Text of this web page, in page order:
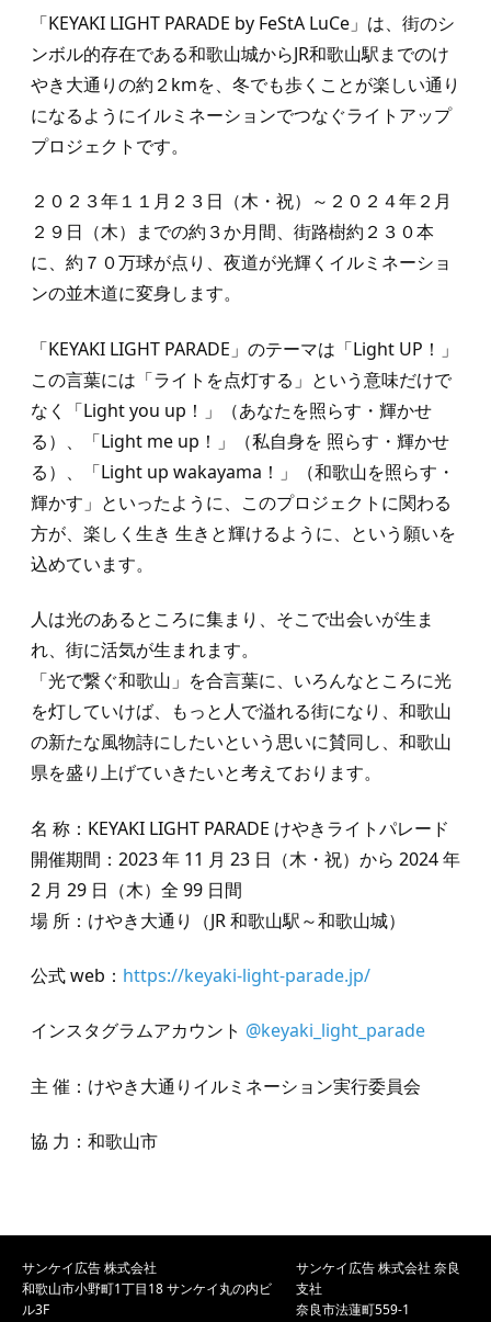
「KEYAKI LIGHT PARADE by FeStA LuCe」は、街のシ
ンボル的存在である和歌山城からJR和歌山駅までのけ
やき大通りの約２kmを、冬でも歩くことが楽しい通り
になるようにイルミネーションでつなぐライトアップ
プロジェクトです。
２０２３年１１月２３日（木・祝）～２０２４年２月
２９日（木）までの約３か月間、街路樹約２３０本
に、約７０万球が点り、夜道が光輝くイルミネーショ
ンの並木道に変身します。
「KEYAKI LIGHT PARADE」のテーマは「Light UP！」
この言葉には「ライトを点灯する」という意味だけで
なく「Light you up！」（あなたを照らす・輝かせ
る）、「Light me up！」（私自身を 照らす・輝かせ
る）、「Light up wakayama！」（和歌山を照らす・
輝かす」といったように、このプロジェクトに関わる
方が、楽しく生き 生きと輝けるように、という願いを
込めています。
人は光のあるところに集まり、そこで出会いが生ま
れ、街に活気が生まれます。
「光で繋ぐ和歌山」を合言葉に、いろんなところに光
を灯していけば、もっと人で溢れる街になり、和歌山
の新たな風物詩にしたいという思いに賛同し、和歌山
県を盛り上げていきたいと考えております。
名 称：KEYAKI LIGHT PARADE けやきライトパレード
開催期間：2023 年 11 月 23 日（木・祝）から 2024 年
2 月 29 日（木）全 99 日間
場 所：けやき大通り（JR 和歌山駅～和歌山城）
公式 web： https://keyaki-light-parade.jp/
インスタグラムアカウント @keyaki_light_parade
主 催：けやき大通りイルミネーション実行委員会
協 力：和歌山市
サンケイ広告 株式会社
和歌山市小野町1丁目18サンケイ丸の内ビ
ル3F
サンケイ広告 株式会社 奈良
支社
奈良市法蓮町559-1